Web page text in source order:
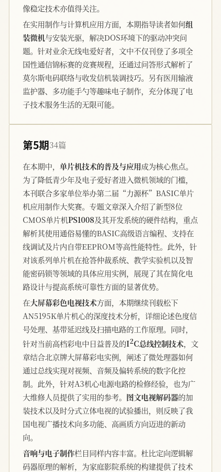
像稳定技术亦值得关注。
在实用制作与计算机应用方面，本期指导读者如何组
装微机与安装光驱，解决DOS环境下的驱动冲突问
题。针对业余无线电爱好者，文中不仅刊登了多项全
国性通信锦标赛的竞赛规程，还通过问答形式解析了
莫尔斯电码联络与收发信机装调技巧。另有医用输液
监护器、多功能手勺等趣味电子制作，充分体现了电
子技术服务生活的无限可能。
第5期34篇
在本期中， 单片机技术的普及与应用成为核心焦点。
为了降低青少年及电子爱好者进入微机领域的门槛，
本刊联合多家单位举办第二届“力源杯”BASIC单片
机应用制作大奖赛。专题文章深入介绍了新型8位
CMOS单片机PS1008及其开发系统的硬件结构，重点
解析其使用通俗易懂的BASIC高级语言编程、支持在
线调试及片内自带EEPROM等高性能特性。此外，针
对该系列单片机在抢答仲裁系统、教学实验机以及智
能密码锁等领域的具体应用实例，展现了其在简化电
路设计与提高系统可靠性方面的显著优势。
在大屏幕彩色电视技术方面，本期继续刊载松下
AN5195K单片机心的深度技术分析，详细论述色度信
号处理、基带延迟线及扫描电路的工作原理。同时，
针对当前高档彩电中日益普及的I2C总线控制技术，文
章结合北京牌大屏幕彩电实例，阐述了微处理器如何
通过总线实现对视频、音频及偏转系统的数字化控
制。此外，针对A3机心电源电路的检修经验，也为广
大维修人员提供了实用的参考。 图文电视解码器的加
装技术以及时分式立体电视的试验播出，则反映了我
国电视广播技术向多功能、高画质方向迈进的新动
向。
音响与电子制作栏目同样内容丰富。杜比定向逻辑解
码器原理的解析，为家庭影院系统的构建提供了技术